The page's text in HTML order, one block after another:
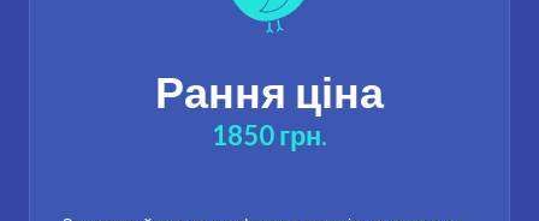
Рання ціна
1850 грн.